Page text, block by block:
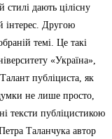
дають цілісну
інтерес. Другою
темі. Це такі
«Україна»,
публіциста, як
не лише просто,
тексти публіцистикою
Таланчука автор